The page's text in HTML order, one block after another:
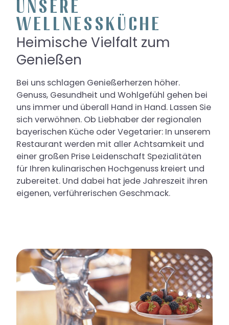
UNSERE
WELLNESSKÜCHE
Heimische Vielfalt zum
Genießen
Bei uns schlagen Genießerherzen höher.
Genuss, Gesundheit und Wohlgefühl gehen bei
uns immer und überall Hand in Hand. Lassen Sie
sich verwöhnen. Ob Liebhaber der regionalen
bayerischen Küche oder Vegetarier: In unserem
Restaurant werden mit aller Achtsamkeit und
einer großen Prise Leidenschaft Spezialitäten
für Ihren kulinarischen Hochgenuss kreiert und
zubereitet. Und dabei hat jede Jahreszeit ihren
eigenen, verführerischen Geschmack.